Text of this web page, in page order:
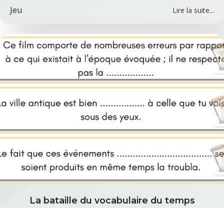
Jeu Lire la suite...
La bataille du vocabulaire du temps